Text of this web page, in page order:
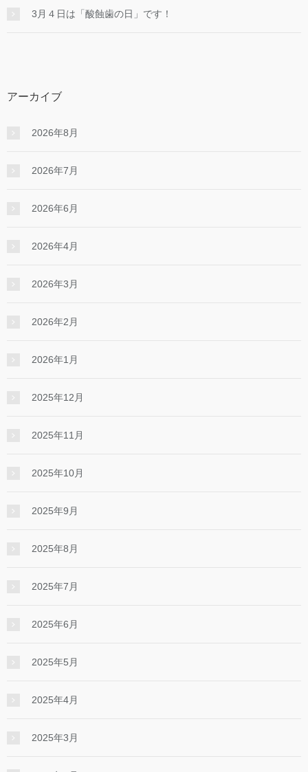
3月４日は「酸蝕歯の日」です！
アーカイブ
2026年8月
2026年7月
2026年6月
2026年4月
2026年3月
2026年2月
2026年1月
2025年12月
2025年11月
2025年10月
2025年9月
2025年8月
2025年7月
2025年6月
2025年5月
2025年4月
2025年3月